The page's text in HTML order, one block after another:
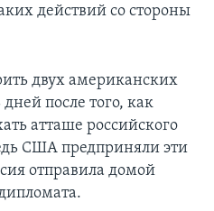
действий со стороны
двух американских
после того, как
атташе российского
США предприняли эти
отправила домой